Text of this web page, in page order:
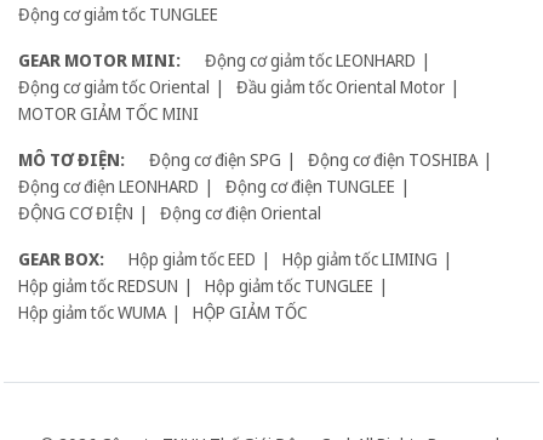
Động cơ giảm tốc TUNGLEE
GEAR MOTOR MINI:
Động cơ giảm tốc LEONHARD
Động cơ giảm tốc Oriental
Đầu giảm tốc Oriental Motor
MOTOR GIẢM TỐC MINI
MÔ TƠ ĐIỆN:
Động cơ điện SPG
Động cơ điện TOSHIBA
Động cơ điện LEONHARD
Động cơ điện TUNGLEE
ĐỘNG CƠ ĐIỆN
Động cơ điện Oriental
GEAR BOX:
Hộp giảm tốc EED
Hộp giảm tốc LIMING
Hộp giảm tốc REDSUN
Hộp giảm tốc TUNGLEE
Hộp giảm tốc WUMA
HỘP GIẢM TỐC